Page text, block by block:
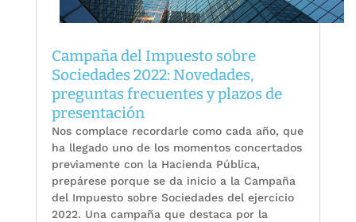
Campaña del Impuesto sobre
Sociedades 2022: Novedades,
preguntas frecuentes y plazos de
presentación
Nos complace recordarle como cada año, que
ha llegado uno de los momentos concertados
previamente con la Hacienda Pública,
prepárese porque se da inicio a la Campaña
del Impuesto sobre Sociedades del ejercicio
2022. Una campaña que destaca por la